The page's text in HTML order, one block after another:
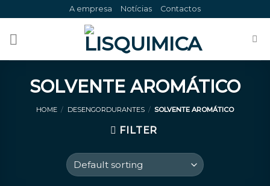
to
content
A empresa Notícias Contactos
SOLVENTE AROMÁTICO
HOME / DESENGORDURANTES / SOLVENTE AROMÁTICO
FILTER